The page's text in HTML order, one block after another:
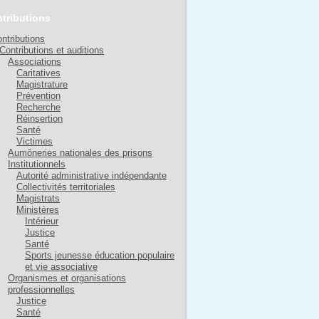
Contributions et auditions
Associations
Caritatives
Magistrature
Prévention
Recherche
Réinsertion
Santé
Victimes
Aumôneries nationales des prisons
Institutionnels
Autorité administrative indépendante
Collectivités territoriales
Magistrats
Ministères
Intérieur
Justice
Santé
Sports jeunesse éducation populaire
et vie associative
Organismes et organisations
professionnelles
Justice
Santé